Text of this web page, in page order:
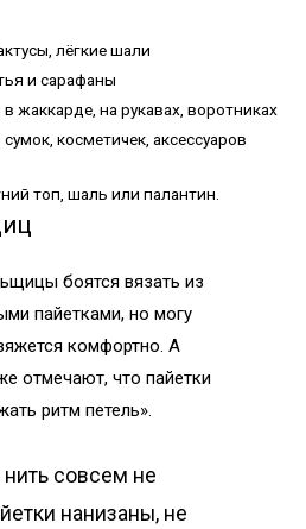
лёгкие шали
и сарафаны
жаккарде, на рукавах, воротниках
косметичек, аксессуаров
топ, шаль или палантин.
боятся вязать из
пайетками, но могу
комфортно. А
отмечают, что пайетки
ритм петель».
совсем не
нанизаны, не